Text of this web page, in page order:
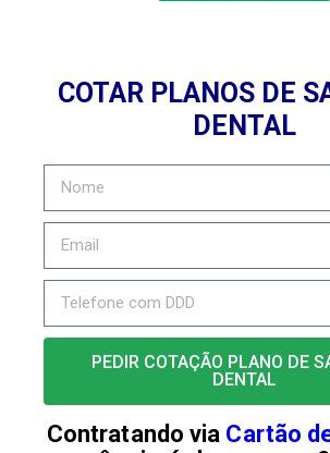
COTAR PLANOS DE
DENTAL
PEDIR COTAÇÃO PLANO DE
DENTAL
Contratando via Cartão